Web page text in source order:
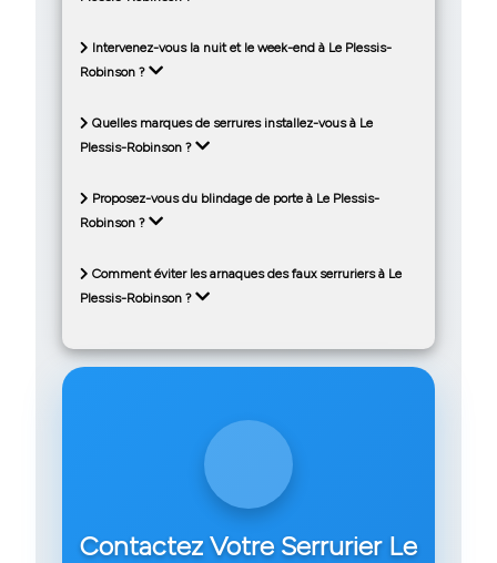
Intervenez-vous la nuit et le week-end à Le Plessis-
Robinson ?
Quelles marques de serrures installez-vous à Le
Plessis-Robinson ?
Proposez-vous du blindage de porte à Le Plessis-
Robinson ?
Comment éviter les arnaques des faux serruriers à Le
Plessis-Robinson ?
Contactez Votre Serrurier Le